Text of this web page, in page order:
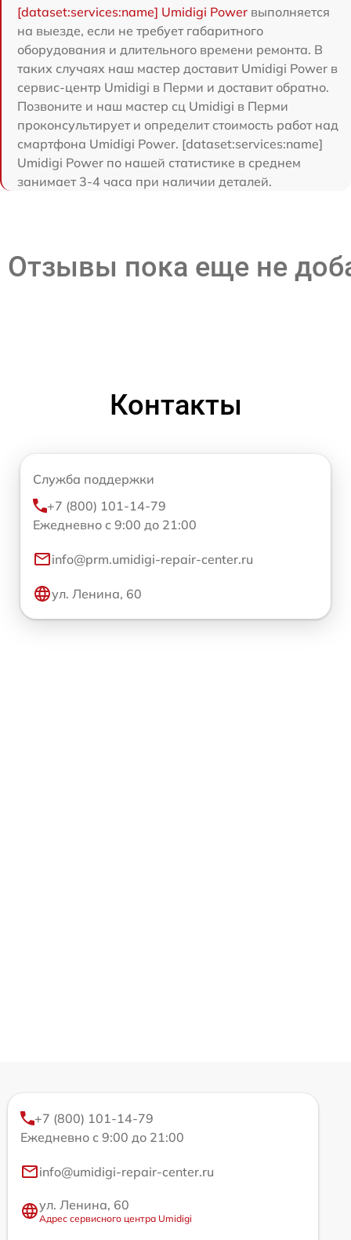
[dataset:services:name] Umidigi Power выполняется
на выезде, если не требует габаритного
оборудования и длительного времени ремонта. В
таких случаях наш мастер доставит Umidigi Power в
сервис-центр Umidigi в Перми и доставит обратно.
Позвоните и наш мастер сц Umidigi в Перми
проконсультирует и определит стоимость работ над
смартфона Umidigi Power. [dataset:services:name]
Umidigi Power по нашей статистике в среднем
занимает 3-4 часа при наличии деталей.
Отзывы пока еще не
Контакты
Служба поддержки
+7 (800) 101-14-79
Ежедневно с 9:00 до 21:00
info@prm.umidigi-repair-center.ru
ул. Ленина, 60
+7 (800) 101-14-79
Ежедневно с 9:00 до 21:00
info@umidigi-repair-center.ru
ул. Ленина, 60
Адрес сервисного центра Umidigi